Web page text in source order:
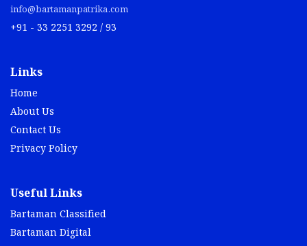
info@bartamanpatrika.com
+91 - 33 2251 3292 / 93
Links
Home
About Us
Contact Us
Privacy Policy
Useful Links
Bartaman Classified
Bartaman Digital